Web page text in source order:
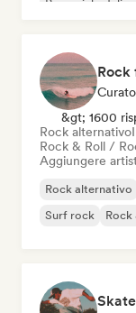
Pop psichedelico
Rock
&gt; 1600
Rock alternativo
Rock & Roll /
Aggiungere
Rock alternativo
Surf rock
Rock